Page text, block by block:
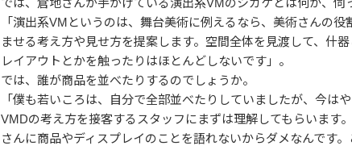
では、倉地さんが手がけている演出系VMのシカケとは何か、伺
「演出系VMというのは、舞台美術に例えるなら、美術さんの
ませる考え方や見せ方を提案します。空間全体を見渡して、什
レイアウトとかを触ったりはほとんどしないです」。
では、誰が商品を並べたりするのでしょうか。
「僕も若いころは、自分で全部並べたりしていましたが、今は
VMDの考え方を接客するスタッフにまずは理解してもらいます
さんに商品やディスプレイのことを語れないからダメなんです